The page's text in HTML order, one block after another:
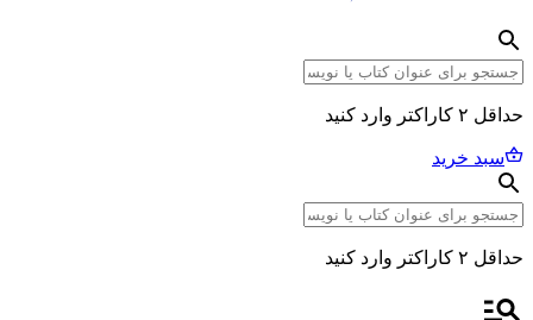
حداقل ۲ کاراکتر وارد کنید
سبد خرید
حداقل ۲ کاراکتر وارد کنید